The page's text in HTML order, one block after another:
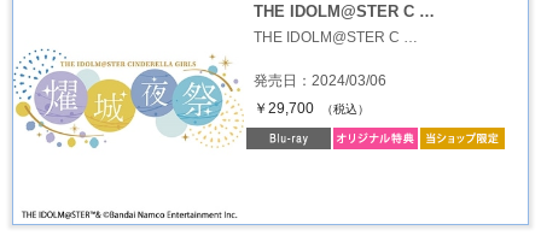
THE IDOLM@STER C …
THE IDOLM@STER C …
発売日：2024/03/06
￥29,700
（税込）